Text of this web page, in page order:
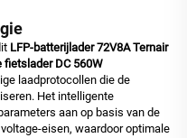
LFP-batterijlader 72V8A Ternair
DC 560W
laadprotocollen die de
Het intelligente
aan op basis van de
eisen, waardoor optimale